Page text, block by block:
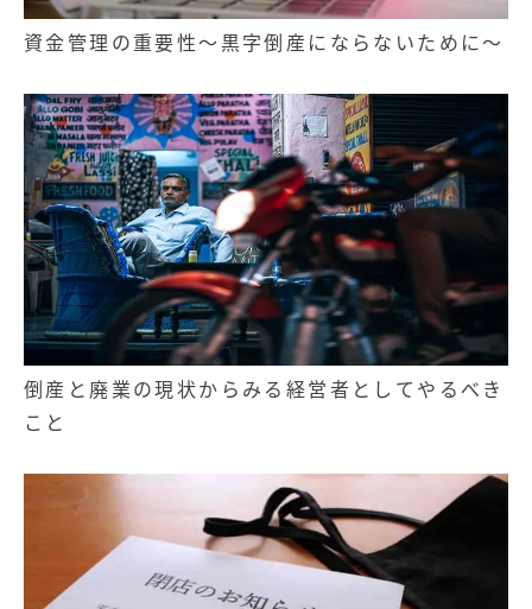
資金管理の重要性～黒字倒産にならないために～
倒産と廃業の現状からみる経営者としてやるべき
こと